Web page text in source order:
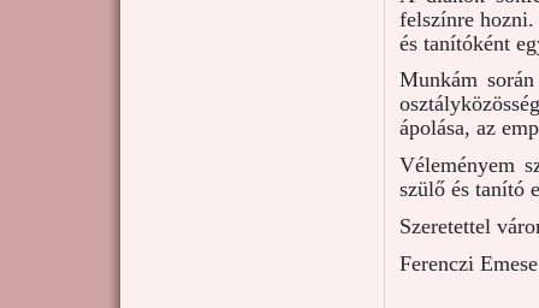
felszínre hozni.
és tanítóként
Munkám
ápolása, az
Véleményem
szülő és tanító
Szeretettel
Ferenczi Emese